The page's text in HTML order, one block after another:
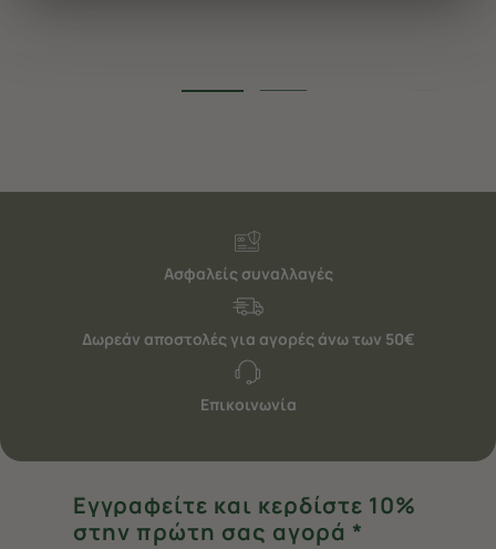
Ασφαλείς συναλλαγές
Δωρεάν αποστολές για αγορές άνω των 50€
Επικοινωνία
Εγγραφείτε και κερδίστε 10%
στην πρώτη σας αγορά *